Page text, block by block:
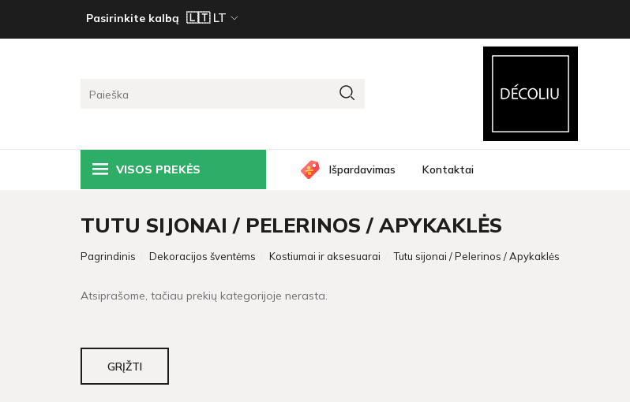
Pasirinkite kalbą
VISOS PREKĖS Išpardavimas Kontaktai
TUTU SIJONAI / PELERINOS / APYKAKLĖS
Pagrindinis Dekoracijos šventėms Kostiumai ir aksesuarai Tutu sijonai / Pelerinos / Apykaklės
Atsiprašome, tačiau prekių kategorijoje nerasta.
GRĮŽTI